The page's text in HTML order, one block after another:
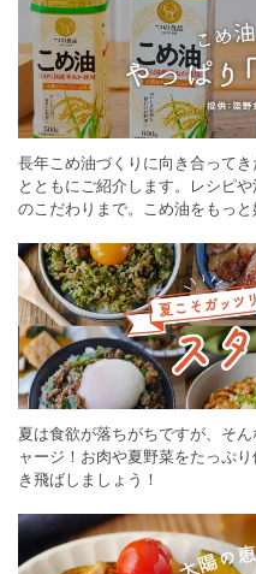
長年こめ油づくりに向き合って
とともにご紹介します。レシピ
のこだわりまで。こめ油をもっ
夏は食欲が落ちがちですが、そ
ャージ！お肉や夏野菜をたっぷ
き飛ばしましょう！